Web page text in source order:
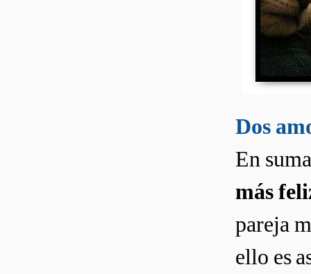
Dos
En
más
pareja
ello es